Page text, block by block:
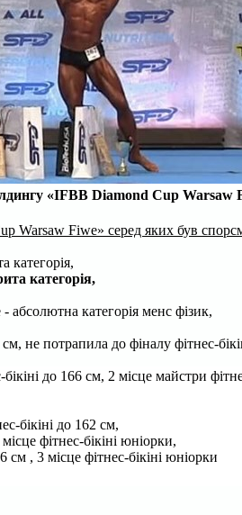
«IFBB Diamond Cup
Warsaw Fiwe» серед яких був
категорія,
категорія,
категорія менс фізик,
не потрапила до фіналу фітнес-
до 166 см, 2 місце майстри
бікіні до 162 см,
фітнес-бікіні юніорки,
, 3 місце фітнес-бікіні юніорки